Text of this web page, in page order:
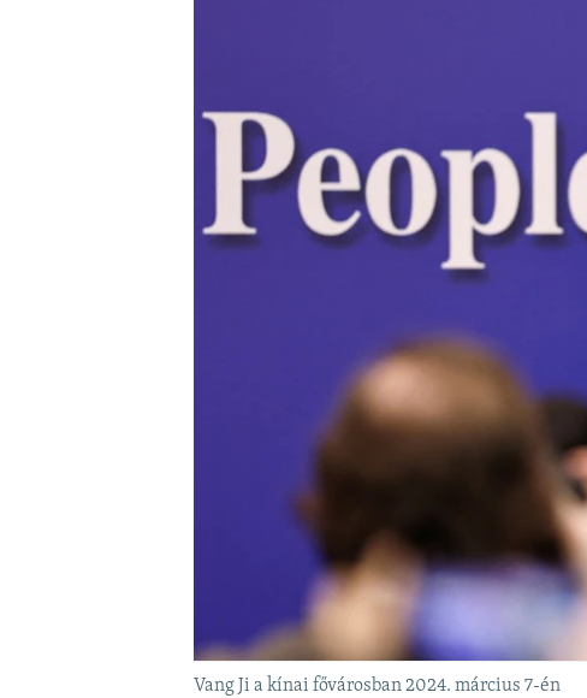
Vang Ji a kínai fővárosban 2024. március 7-én